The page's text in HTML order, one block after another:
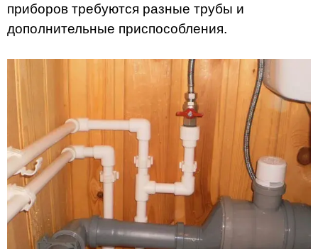
приборов требуются разные трубы и
дополнительные приспособления.